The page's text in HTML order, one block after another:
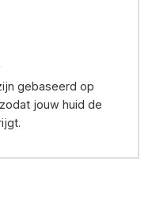
gebaseerd op
jouw huid de